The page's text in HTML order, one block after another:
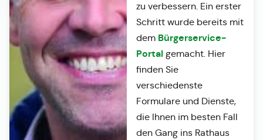
zu verbessern. Ein erster
Schritt wurde bereits mit
dem Bürgerservice-
Portalgemacht. Hier
finden Sie
verschiedenste
Formulare und Dienste,
die Ihnen im besten Fall
den Gang ins Rathaus